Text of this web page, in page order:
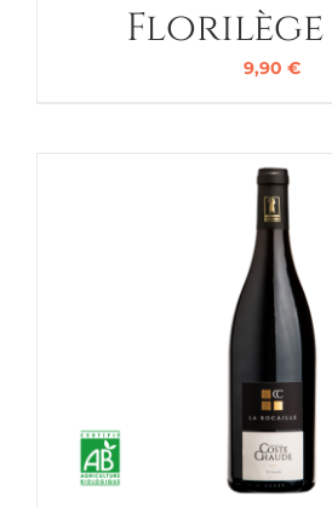
Florilège
9,90 €